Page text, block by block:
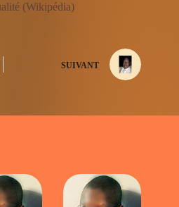
(Wikipédia)
SUIVANT